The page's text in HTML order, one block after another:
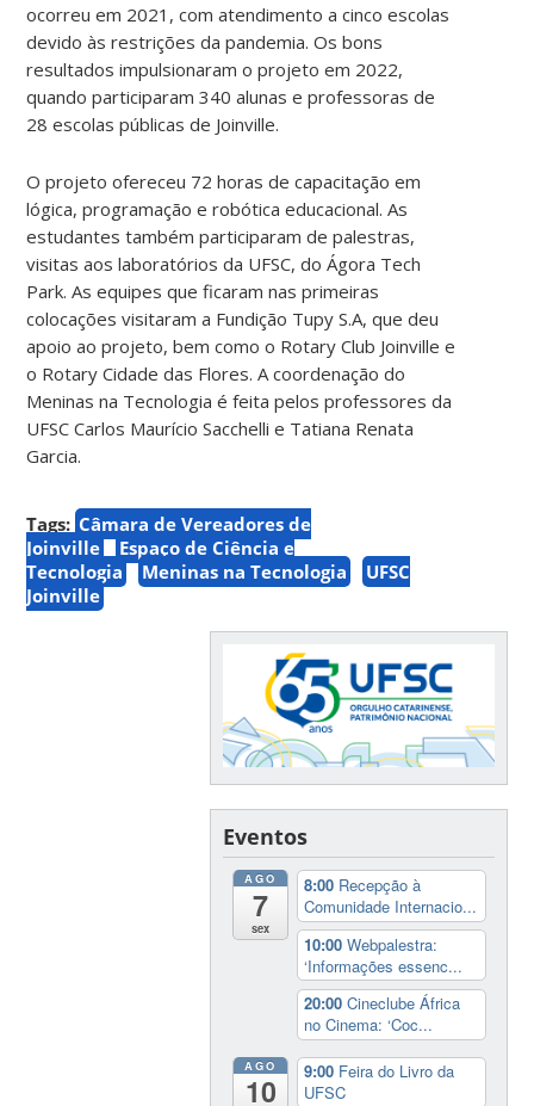
ocorreu em 2021, com atendimento a cinco escolas
devido às restrições da pandemia. Os bons
resultados impulsionaram o projeto em 2022,
quando participaram 340 alunas e professoras de
28 escolas públicas de Joinville.
O projeto ofereceu 72 horas de capacitação em
lógica, programação e robótica educacional. As
estudantes também participaram de palestras,
visitas aos laboratórios da UFSC, do Ágora Tech
Park. As equipes que ficaram nas primeiras
colocações visitaram a Fundição Tupy S.A, que deu
apoio ao projeto, bem como o Rotary Club Joinville e
o Rotary Cidade das Flores. A coordenação do
Meninas na Tecnologia é feita pelos professores da
UFSC Carlos Maurício Sacchelli e Tatiana Renata
Garcia.
Tags: Câmara de Vereadores de
Joinville
Espaço de Ciência e
Tecnologia
Meninas na Tecnologia
UFSC
Joinville
Eventos
AGO
7
sex
8:00 Recepção à
Comunidade Internacio...
10:00Webpalestra:
‘Informações essenc...
20:00Cineclube África
no Cinema: ‘Coc...
AGO
10
9:00 Feira do Livro da
UFSC